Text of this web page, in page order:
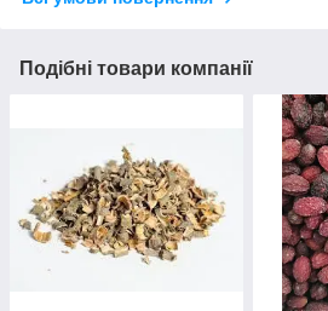
Подібні товари компанії